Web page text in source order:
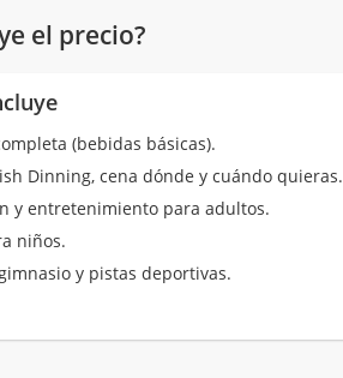
el precio?
(bebidas básicas).
Dinning, cena dónde y cuándo quieras.
y entretenimiento para adultos.
niños.
y pistas deportivas.